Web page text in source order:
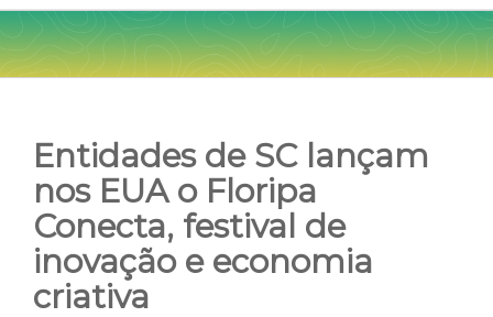
Entidades de SC lançam
nos EUA o Floripa
Conecta, festival de
inovação e economia
criativa